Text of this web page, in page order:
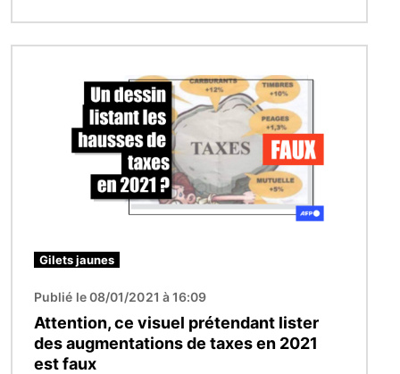
Gilets jaunes
Publié le 08/01/2021 à 16:09
Attention, ce visuel prétendant lister
des augmentations de taxes en 2021
est faux